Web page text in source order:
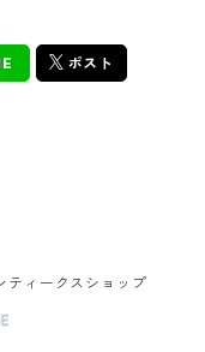
ポスト
ィークスショップ